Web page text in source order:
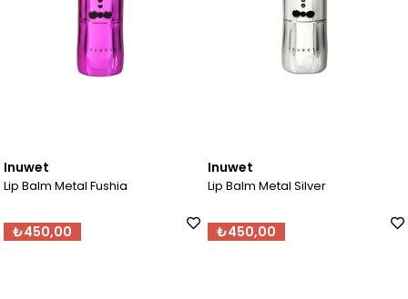
Inuwet
Lip Balm Metal Fushia
₺450,00
Inuwet
Lip Balm Metal Silver
₺450,00